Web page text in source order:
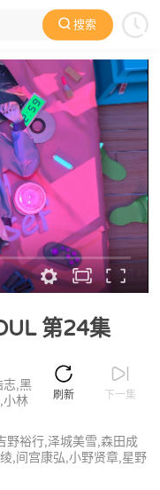
搜索
欧美动漫 动漫电影
第24集
下一集
刷新
志,黑
小林
野裕行,泽城美雪,森田成
,间宫康弘,小野贤章,星野